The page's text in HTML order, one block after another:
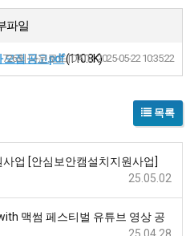
파일
모집 공고.pdf(110.8K)
726회 다운로드 | DATE : 2025-05-22 10:35:22
목록
업 [안심보안캠설치지원사업]
25.05.02
맥썸 페스티벌 유튜브 영상 공